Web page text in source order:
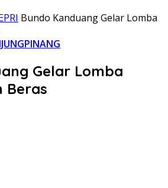
Bundo Kanduang Gelar Lomba
Gelar Lomba
Beras